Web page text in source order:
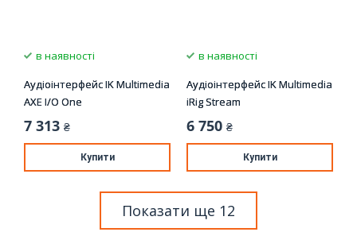
в наявності
Аудіоінтерфейс IK Multimedia
AXE I/O One
7 313 ₴
Купити
в наявності
Аудіоінтерфейс IK Multimedia
iRig Stream
6 750 ₴
Купити
Показати ще 12